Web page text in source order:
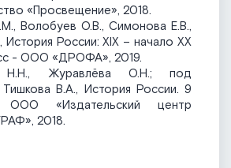
«Просвещение», 2018.
Волобуев О.В., Симонова Е.В.,
История России: XIX – начало XX
- ООО «ДРОФА», 2019.
Н.Н., Журавлёва О.Н.; под
В.А., История России. 9
«Издательский центр
2018.